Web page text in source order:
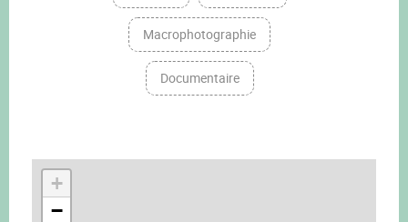
Macrophotographie
Documentaire
+
−